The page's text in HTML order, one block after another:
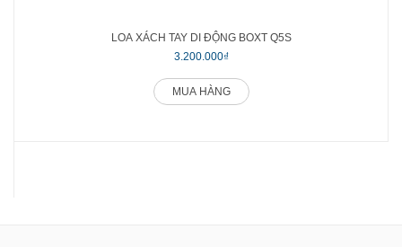
LOA XÁCH TAY DI ĐỘNG BOXT Q5S
3.200.000₫
MUA HÀNG